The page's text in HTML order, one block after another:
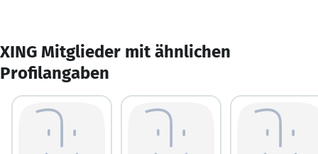
XING Mitglieder mit ähnlichen
Profilangaben